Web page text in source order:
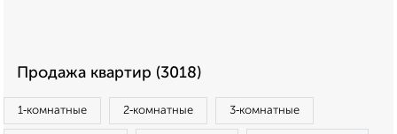
Продажа квартир (3018)
1‑комнатные 2‑комнатные 3‑комнатные